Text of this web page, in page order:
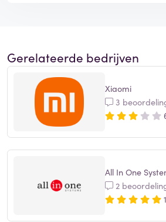
Gerelateerde bedrijven
Xiaomi
3
All In One
2